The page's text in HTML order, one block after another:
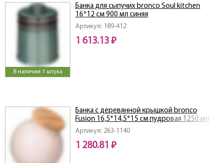
В наличии 1 штука
Артикул: 189-412
Банка для сыпучих bronco Soul kitchen
16*12 см 900 мл синяя
1 613.13 ₽
Артикул: 263-1140
Банка с деревянной крышкой bronco
Fusion 16,5*14,5*15 см пудровая 1250 мл
1 280.81 ₽